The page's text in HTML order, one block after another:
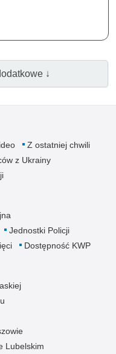
↓
Z ostatniej chwili
z Ukrainy
Jednostki Policji
Dostępność KWP
Lubelskim